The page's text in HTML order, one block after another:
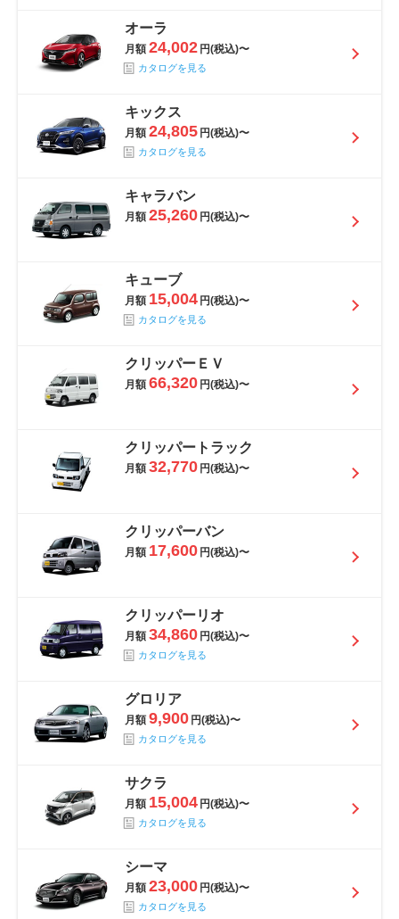
オーラ
月額 24,002 円(税込)〜
カタログを見る
キックス
月額 24,805 円(税込)〜
カタログを見る
キャラバン
月額 25,260 円(税込)〜
キューブ
月額 15,004 円(税込)〜
カタログを見る
クリッパーＥＶ
月額 66,320 円(税込)〜
クリッパートラック
月額 32,770 円(税込)〜
クリッパーバン
月額 17,600 円(税込)〜
クリッパーリオ
月額 34,860 円(税込)〜
カタログを見る
グロリア
月額 9,900 円(税込)〜
カタログを見る
サクラ
月額 15,004 円(税込)〜
カタログを見る
シーマ
月額 23,000 円(税込)〜
カタログを見る